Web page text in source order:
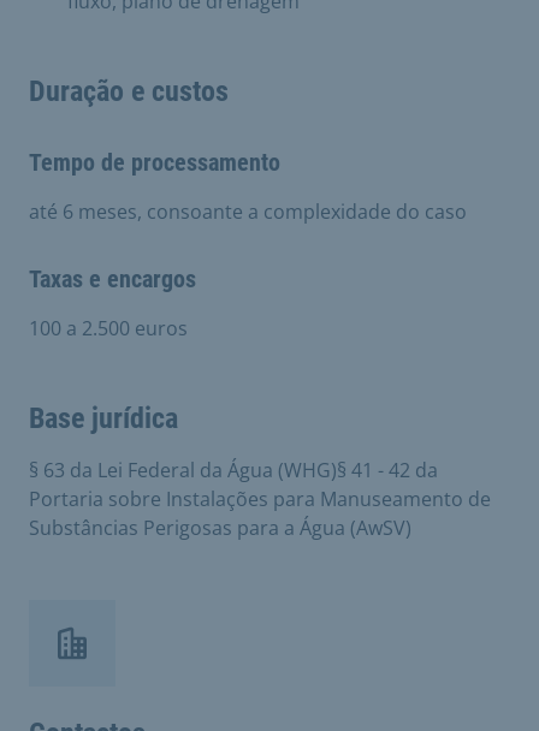
Duração e custos
Tempo de processamento
até 6 meses, consoante a complexidade do caso
Taxas e encargos
100 a 2.500 euros
Base jurídica
§ 63 da Lei Federal da Água (WHG)§ 41 - 42 da
Portaria sobre Instalações para Manuseamento de
Substâncias Perigosas para a Água (AwSV)